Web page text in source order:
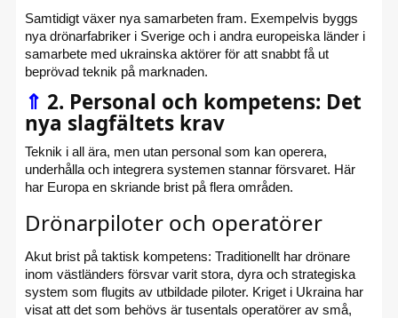
Samtidigt växer nya samarbeten fram. Exempelvis byggs
nya drönarfabriker i Sverige och i andra europeiska länder i
samarbete med ukrainska aktörer för att snabbt få ut
beprövad teknik på marknaden.
⇑ 2. Personal och kompetens: Det
nya slagfältets krav
Teknik i all ära, men utan personal som kan operera,
underhålla och integrera systemen stannar försvaret. Här
har Europa en skriande brist på flera områden.
Drönarpiloter och operatörer
Akut brist på taktisk kompetens: Traditionellt har drönare
inom västländers försvar varit stora, dyra och strategiska
system som flugits av utbildade piloter. Kriget i Ukraina har
visat att det som behövs är tusentals operatörer av små,